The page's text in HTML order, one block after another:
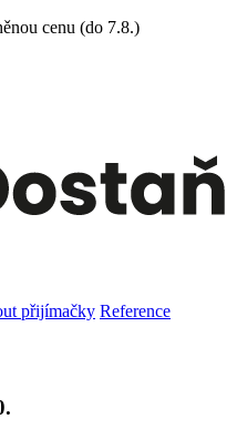
cenu (do 7.8.)
přijímačky Reference